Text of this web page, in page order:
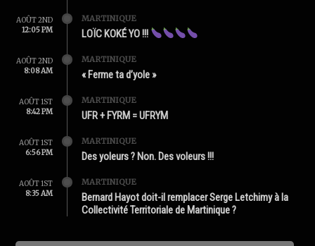
AOÛT 2ND
12:05 PM
MARTINIQUE
LOÏC KOKÉ YO !!!
AOÛT 2ND
8:08 AM
MARTINIQUE
« Ferme ta d’yole »
AOÛT 1ST
8:42 PM
MARTINIQUE
UFR + FYRM = UFRYM
AOÛT 1ST
6:56 PM
MARTINIQUE
Des yoleurs ? Non. Des voleurs !!!
AOÛT 1ST
8:35 AM
MARTINIQUE
Bernard Hayot doit-il remplacer Serge Letchimy à la
Collectivité Territoriale de Martinique ?